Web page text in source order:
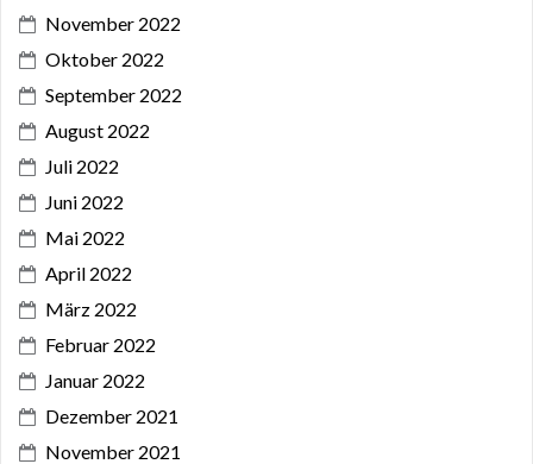
November 2022
Oktober 2022
September 2022
August 2022
Juli 2022
Juni 2022
Mai 2022
April 2022
März 2022
Februar 2022
Januar 2022
Dezember 2021
November 2021